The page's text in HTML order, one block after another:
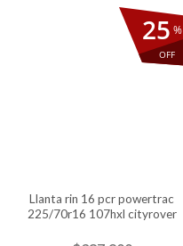
%
OFF
25
llanta rin 16 pcr powertrac
225/70r16 107hxl cityrover